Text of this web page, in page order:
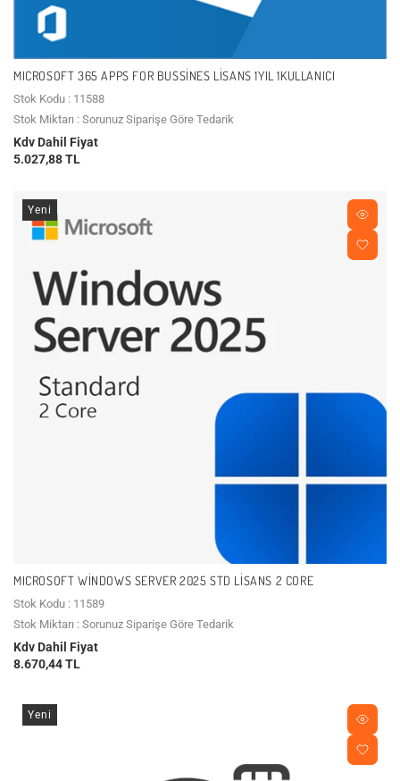
MICROSOFT 365 APPS FOR BUSSINES LISANS 1YIL 1KULLANICI
Stok Kodu : 11588
Stok Miktarı : Sorunuz Siparişe Göre Tedarik
Kdv Dahil Fiyat
5.027,88 TL
Yeni
MICROSOFT WINDOWS SERVER 2025 STD LISANS 2 CORE
Stok Kodu : 11589
Stok Miktarı : Sorunuz Siparişe Göre Tedarik
Kdv Dahil Fiyat
8.670,44 TL
Yeni